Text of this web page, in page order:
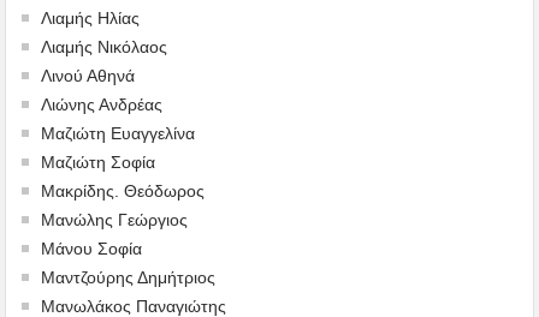
Λιαμής Ηλίας
Λιαμής Νικόλαος
Λινού Αθηνά
Λιώνης Ανδρέας
Μαζιώτη Ευαγγελίνα
Μαζιώτη Σοφία
Μακρίδης. Θεόδωρος
Μανώλης Γεώργιος
Μάνου Σοφία
Μαντζούρης Δημήτριος
Μανωλάκος Παναγιώτης